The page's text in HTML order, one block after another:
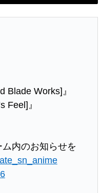
Blade Works]』
Feel]』
内のお知らせを